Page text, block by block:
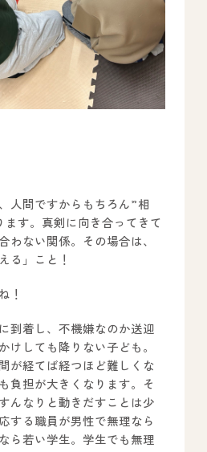
人間ですからもちろん”相
す。真剣に向き合ってきて
わない関係。その場合は、
る」こと！
！
到着し、不機嫌なのか送迎
けしても降りない子ども。
が経てば経つほど難しくな
負担が大きくなります。そ
んなりと動きだすことは少
する職員が男性で無理なら
ら若い学生。学生でも無理